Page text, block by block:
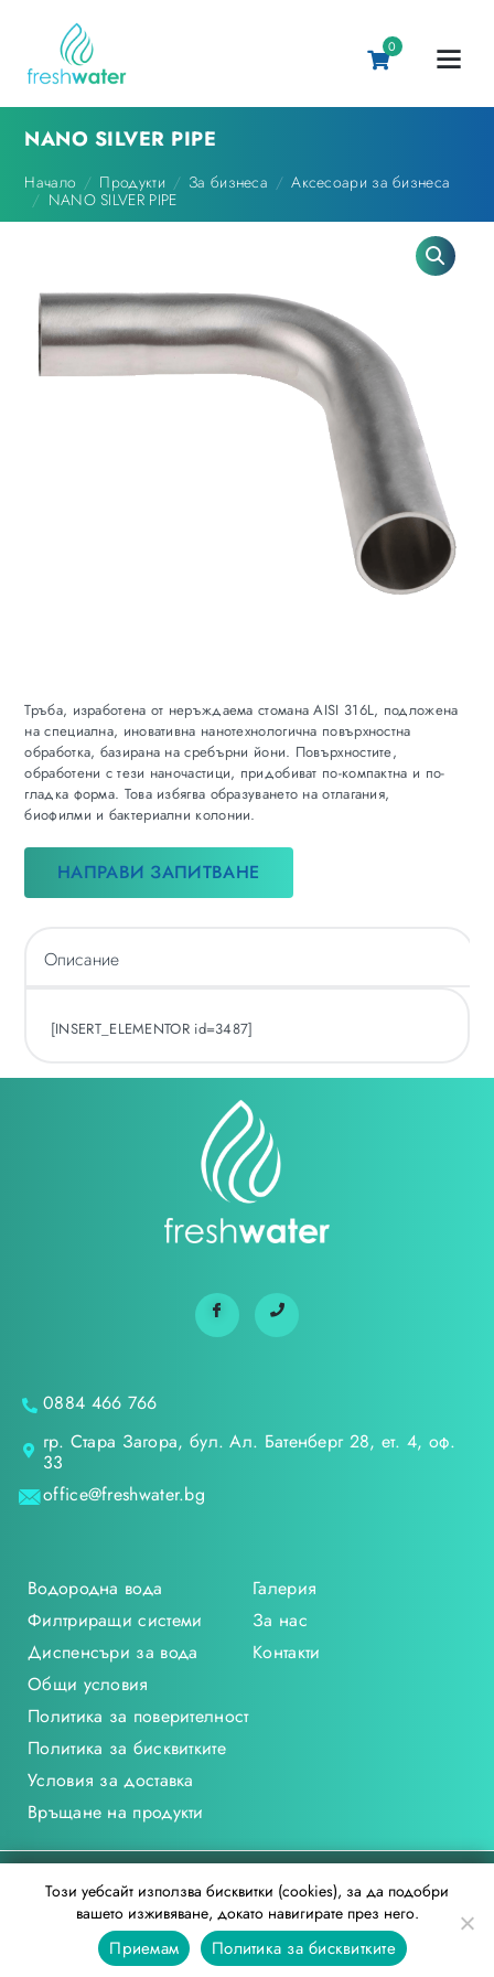
0
NANO SILVER PIPE
Начало Продукти За бизнеса
Аксесоари за бизнеса
NANO SILVER PIPE
Тръба, изработена от неръждаема стомана AISI 316L, подложена
на специална, иновативна нанотехнологична повърхностна
обработка, базирана на сребърни йони. Повърхностите,
обработени с тези наночастици, придобиват по-компактна и по-
гладка форма. Това избягва образуването на отлагания,
биофилми и бактериални колонии.
НАПРАВИ ЗАПИТВАНЕ
Описание
[INSERT_ELEMENTOR id=3487]
0884 466 766
гр. Стара Загора, бул. Ал. Батенберг 28, ет. 4, оф.
33
office@freshwater.bg
Водородна вода
Филтриращи системи
Диспенсъри за вода
Галерия
За нас
Контакти
Общи условия
Политика за поверителност
Политика за бисквитките
Условия за доставка
Връщане на продукти
freshwater.bg © 2021
Редакции: Vectory Design
Дизайн и изработка: Digitalis
Този уебсайт използва бисквитки (cookies), за да подобри
вашето изживяване, докато навигирате през него.
Приемам Политика за бисквитките